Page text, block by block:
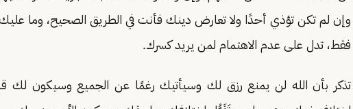
وإن لم تكن تؤذي أحدًا ولا تعارض دينك فأنت في الطريق الصحيح، وما
فقط، تدل على عدم الاهتمام لمن يريد كسرك.
تذكر بأن الله لن يمنع رزق لك وسيأتيك رغمًا عن الجميع وسيكون لك